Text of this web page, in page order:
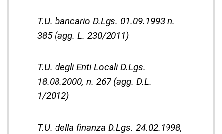
T.U. bancario D.Lgs. 01.09.1993 n.
385 (agg. L. 230/2011)
T.U. degli Enti Locali D.Lgs.
18.08.2000, n. 267 (agg. D.L.
1/2012)
T.U. della finanza D.Lgs. 24.02.1998,